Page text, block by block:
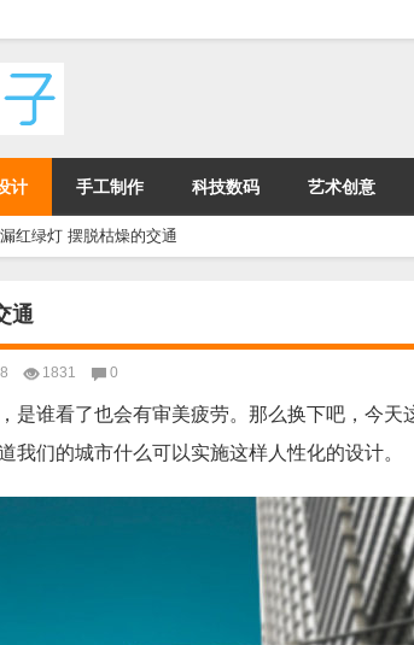
计 手工制作 科技数码 艺术创意
红绿灯 摆脱枯燥的交通
通
1831 0
是谁看了也会有审美疲劳。那么换下吧，今天
我们的城市什么可以实施这样人性化的设计。